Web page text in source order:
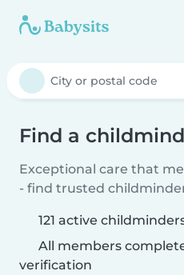
Find a
Exceptional care that
- find trusted
121 active
All members
verification